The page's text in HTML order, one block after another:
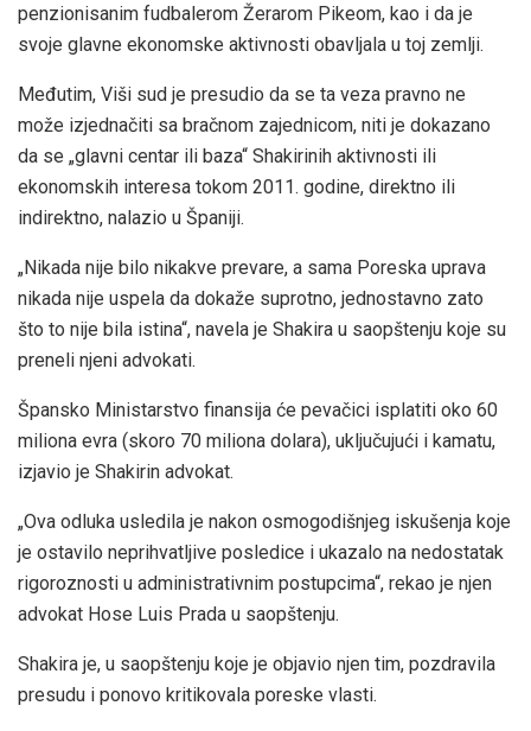
penzionisanim fudbalerom Žerarom Pikeom, kao i da je
svoje glavne ekonomske aktivnosti obavljala u toj zemlji.
Međutim, Viši sud je presudio da se ta veza pravno ne
može izjednačiti sa bračnom zajednicom, niti je dokazano
da se „glavni centar ili baza“ Shakirinih aktivnosti ili
ekonomskih interesa tokom 2011. godine, direktno ili
indirektno, nalazio u Španiji.
„Nikada nije bilo nikakve prevare, a sama Poreska uprava
nikada nije uspela da dokaže suprotno, jednostavno zato
što to nije bila istina“, navela je Shakira u saopštenju koje su
preneli njeni advokati.
Špansko Ministarstvo finansija će pevačici isplatiti oko 60
miliona evra (skoro 70 miliona dolara), uključujući i kamatu,
izjavio je Shakirin advokat.
„Ova odluka usledila je nakon osmogodišnjeg iskušenja koje
je ostavilo neprihvatljive posledice i ukazalo na nedostatak
rigoroznosti u administrativnim postupcima“, rekao je njen
advokat Hose Luis Prada u saopštenju.
Shakira je, u saopštenju koje je objavio njen tim, pozdravila
presudu i ponovo kritikovala poreske vlasti.